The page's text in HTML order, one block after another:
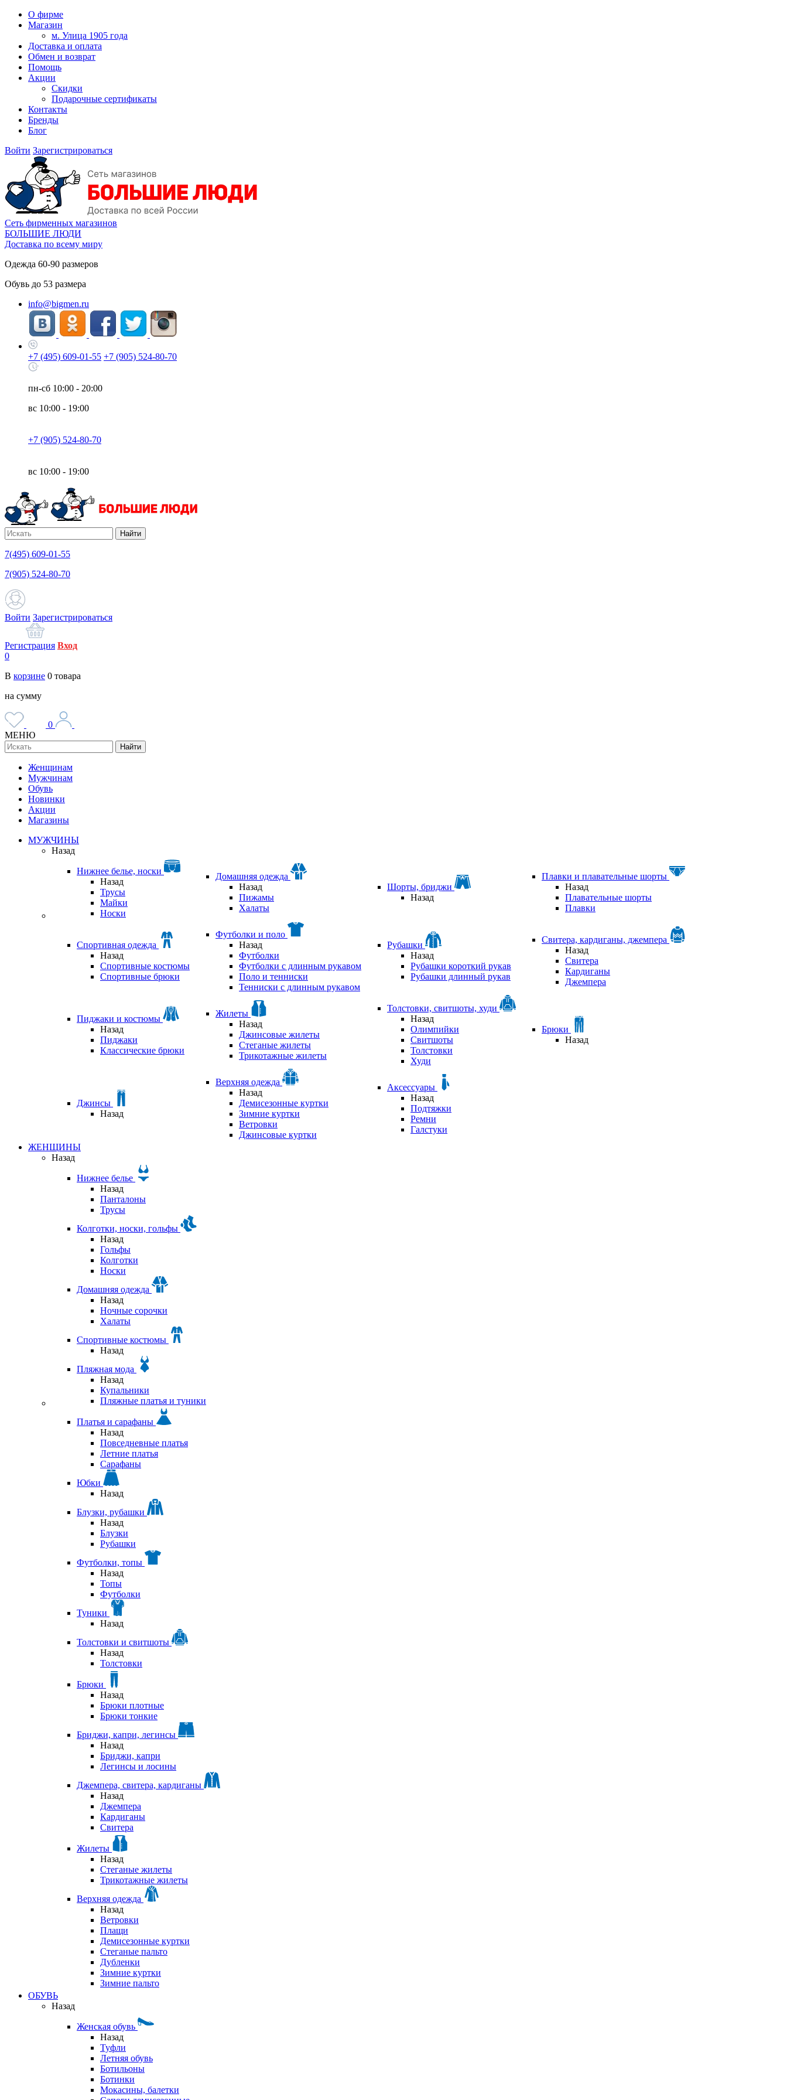
О фирме
Магазин
м. Улица 1905 года
Доставка и оплата
Обмен и возврат
Помощь
Акции
Скидки
Подарочные сертификаты
Контакты
Бренды
Блог
Войти Зарегистрироваться
Сеть фирменных магазинов
БОЛЬШИЕ ЛЮДИ
Доставка по всему миру
Одежда 60-90 размеров
Обувь до 53 размера
info@bigmen.ru
+7 (495) 609-01-55 +7 (905) 524-80-70
пн-сб 10:00 - 20:00
вс 10:00 - 19:00
+7 (905) 524-80-70
вс 10:00 - 19:00
Найти
7(495) 609-01-55
7(905) 524-80-70
Войти Зарегистрироваться
Регистрация Вход
0
В корзине 0 товара
на сумму
0
МЕНЮ
Найти
Женщинам
Мужчинам
Обувь
Новинки
Акции
Магазины
МУЖЧИНЫ
Назад
Нижнее белье, носки
Назад
Трусы
Майки
Носки
Домашняя одежда
Назад
Пижамы
Халаты
Шорты, бриджи
Назад
Плавки и плавательные шорты
Назад
Плавательные шорты
Плавки
Спортивная одежда
Назад
Спортивные костюмы
Спортивные брюки
Футболки и поло
Назад
Футболки
Футболки с длинным рукавом
Поло и тенниски
Тенниски с длинным рукавом
Рубашки
Назад
Рубашки короткий рукав
Рубашки длинный рукав
Свитера, кардиганы, джемпера
Назад
Свитера
Кардиганы
Джемпера
Пиджаки и костюмы
Назад
Пиджаки
Классические брюки
Жилеты
Назад
Джинсовые жилеты
Стеганые жилеты
Трикотажные жилеты
Толстовки, свитшоты, худи
Назад
Олимпийки
Свитшоты
Толстовки
Худи
Брюки
Назад
Джинсы
Назад
Верхняя одежда
Назад
Демисезонные куртки
Зимние куртки
Ветровки
Джинсовые куртки
Аксессуары
Назад
Подтяжки
Ремни
Галстуки
ЖЕНЩИНЫ
Назад
Нижнее белье
Назад
Панталоны
Трусы
Колготки, носки, гольфы
Назад
Гольфы
Колготки
Носки
Домашняя одежда
Назад
Ночные сорочки
Халаты
Спортивные костюмы
Назад
Пляжная мода
Назад
Купальники
Пляжные платья и туники
Платья и сарафаны
Назад
Повседневные платья
Летние платья
Сарафаны
Юбки
Назад
Блузки, рубашки
Назад
Блузки
Рубашки
Футболки, топы
Назад
Топы
Футболки
Туники
Назад
Толстовки и свитшоты
Назад
Толстовки
Брюки
Назад
Брюки плотные
Брюки тонкие
Бриджи, капри, легинсы
Назад
Бриджи, капри
Легинсы и лосины
Джемпера, свитера, кардиганы
Назад
Джемпера
Кардиганы
Свитера
Жилеты
Назад
Стеганые жилеты
Трикотажные жилеты
Верхняя одежда
Назад
Ветровки
Плащи
Демисезонные куртки
Стеганые пальто
Дубленки
Зимние куртки
Зимние пальто
ОБУВЬ
Назад
Женская обувь
Назад
Туфли
Летняя обувь
Ботильоны
Ботинки
Мокасины, балетки